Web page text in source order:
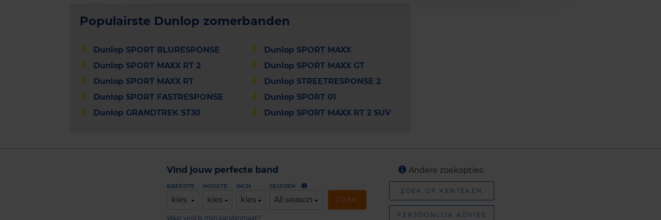
Populairste Dunlop zomerbanden
Dunlop SPORT BLURESPONSE
Dunlop SPORT MAXX RT 2
Dunlop SPORT MAXX RT
Dunlop SPORT FASTRESPONSE
Dunlop GRANDTREK ST30
Dunlop SPORT MAXX
Dunlop SPORT MAXX GT
Dunlop STREETRESPONSE 2
Dunlop SPORT 01
Dunlop SPORT MAXX RT 2 SUV
Vind jouw perfecte band
BREEDTE
kies
HOOGTE
kies
INCH
kies
SEIZOEN
All season ZOEK
Waar vind ik mijn bandenmaat?
Andere zoekopties:
ZOEK OP KENTEKEN
PERSOONLIJK ADVIES